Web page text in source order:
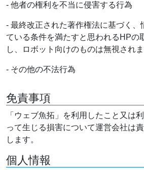
- 他者の権利を不当に侵害する行為
- 最終改正された著作権法に基づく、
ている条件を満たすと思われるHPの
し、ロボット向けのものは無視され
- その他の不法行為
免責事項
「ウェブ魚拓」を利用したこと又は
って生じる損害について運営会社は
します。
個人情報